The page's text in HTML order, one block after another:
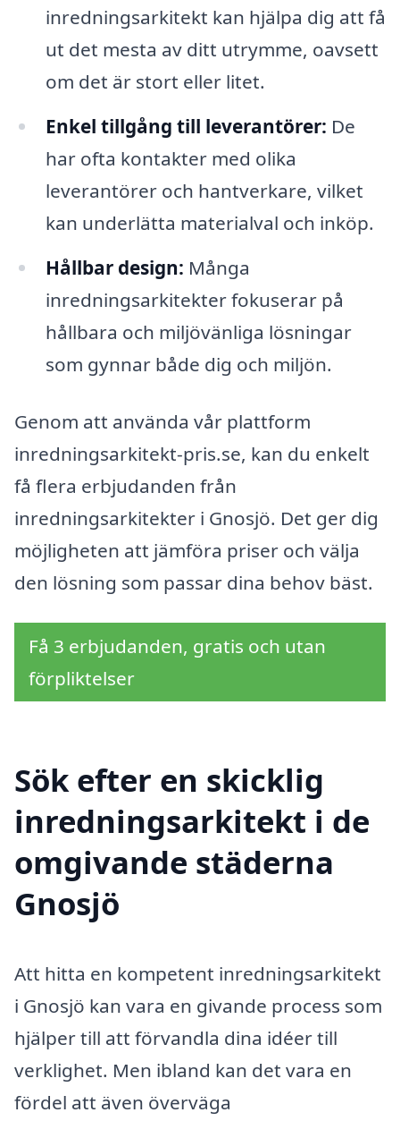
inredningsarkitekt kan hjälpa dig att få
ut det mesta av ditt utrymme, oavsett
om det är stort eller litet.
Enkel tillgång till leverantörer: De
har ofta kontakter med olika
leverantörer och hantverkare, vilket
kan underlätta materialval och inköp.
Hållbar design: Många
inredningsarkitekter fokuserar på
hållbara och miljövänliga lösningar
som gynnar både dig och miljön.
Genom att använda vår plattform
inredningsarkitekt-pris.se, kan du enkelt
få flera erbjudanden från
inredningsarkitekter i Gnosjö. Det ger dig
möjligheten att jämföra priser och välja
den lösning som passar dina behov bäst.
Få 3 erbjudanden, gratis och utan
förpliktelser
Sök efter en skicklig
inredningsarkitekt i de
omgivande städerna
Gnosjö
Att hitta en kompetent inredningsarkitekt
i Gnosjö kan vara en givande process som
hjälper till att förvandla dina idéer till
verklighet. Men ibland kan det vara en
fördel att även överväga